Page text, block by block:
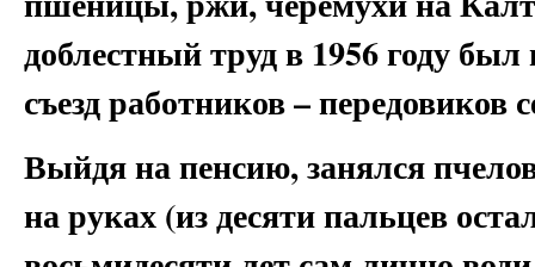
доблестный труд в 1956 году
съезд работников – передовиков
Выйдя на пенсию, занялся
на руках (из десяти пальцев